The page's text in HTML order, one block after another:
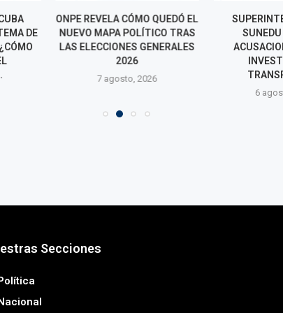
DE
ONPE REVELA CÓMO QUEDÓ EL
NUEVO MAPA POLÍTICO TRAS
LAS ELECCIONES GENERALES
2026
7 agosto, 2026
6
Secciones